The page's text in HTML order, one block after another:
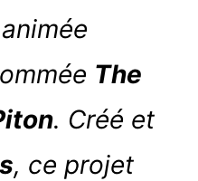
The
. Créé et
, ce projet